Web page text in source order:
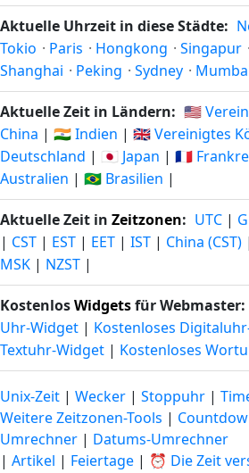
Aktuelle Uhrzeit in diese Städte:
Tokio · Paris · Hongkong · Singapur ·
Shanghai · Peking · Sydney ·
Aktuelle Zeit in Ländern: 🇺🇸
China | 🇮🇳 Indien | 🇬🇧 Vereinigtes
Deutschland | 🇯🇵 Japan | 🇫🇷
Australien | 🇧🇷 Brasilien |
Aktuelle Zeit in Zeitzonen: UTC |
| CST | EST | EET | IST | China (CST) |
MSK | NZST |
KostenlosWidgetsfür Webmaster:
Uhr-Widget | Kostenloses
Textuhr-Widget | Kostenloses
Unix-Zeit | Wecker | Stoppuhr |
Weitere Zeitzonen-Tools |
Umrechner | Datums-Umrechner
| Artikel | Feiertage | ⏰ Die Zeit